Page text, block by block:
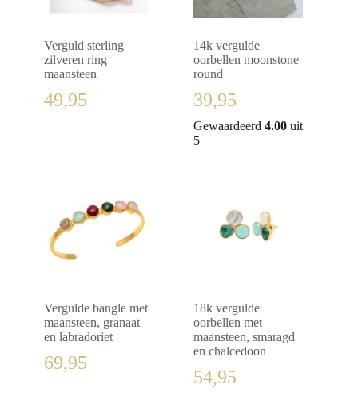
Verguld sterling
zilveren ring
maansteen
49,95
14k vergulde
oorbellen moonstone
round
39,95
Gewaardeerd4.00 uit
5
Vergulde bangle met
maansteen, granaat
en labradoriet
69,95
18k vergulde
oorbellen met
maansteen, smaragd
en chalcedoon
54,95